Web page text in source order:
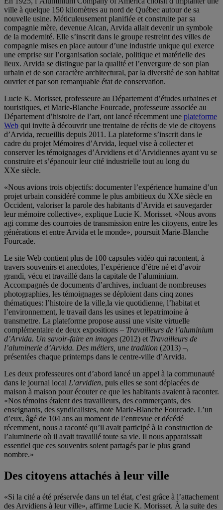
ville à quelque 150 kilomètres au nord de Québec autour de sa
nouvelle usine. Méticuleusement planifiée et construite par sa
compagnie mère, devenue Alcan, Arvida allait devenir un symbole
de la modernité. Elle s’inscrit dans le groupe restreint des villes de
compagnie mises en place autour d’une industrie unique qui exerce
une emprise sur l’organisation sociale, politique et matérielle des
lieux. Arvida se distingue par la qualité et l’envergure de son plan
urbain et de son caractère architectural, par la diversité de son habitat
ouvrier et par son remarquable état de conservation.
Lucie K. Morisset, professeure au Département d’études urbaines et
touristiques, et Marie-Blanche Fourcade, professeure associée au
Département d’histoire de l’art, ont lancé récemment une plateforme
Web qui invite à découvrir une trentaine de récits de vie de citoyens
d’Arvida, recueillis depuis 2011. La plateforme s’inscrit dans le
cadre du projet Mémoires d’Arvida, lequel vise à collecter et
conserver les témoignages d’Arvidiens et d’Arvidiennes ayant vu se
construire et s’épanouir leur cité industrielle tout au long du
XXe siècle.
«Nous avions trois objectifs: documenter l’expérience humaine d’un
projet urbain considéré comme le plus ambitieux du XXe siècle en
Occident, valoriser la parole des habitants d’Arvida et sauvegarder
leur mémoire collective», explique Lucie K. Morisset. «Nous avons
agi comme des courroies de transmission entre les citoyens, entre les
générations et entre Arvida et le monde», poursuit Marie-Blanche
Fourcade.
Le site Web contient plus de 100 capsules vidéo qui racontent, à
travers souvenirs et anecdotes, l’expérience d’être né et d’avoir
grandi, vécu et travaillé dans la capitale de l’aluminium.
Accompagnés de documents d’archives, incluant de nombreuses
photographies, les témoignages se déploient dans cinq zones
thématiques: l’histoire de la ville,la vie quotidienne, l’habitat et
l’environnement, le travail dans les usines et lepatrimoine à
transmettre. La plateforme propose aussi une visite virtuelle
complémentaire de deux expositions – Travailleurs de l’aluminium
d’Arvida. Un savoir-faire en images (2012) et Travailleurs de
l’aluminerie d’Arvida. Des métiers, une tradition (2013) –,
présentées chaque printemps dans le centre-ville d’Arvida.
Les deux professeures ont d’abord lancé un appel à la communauté
dans le journal local L’arvidien, puis elles se sont déplacées de
maison à maison pour écouter ce que les habitants avaient à raconter.
«Nos témoins étaient des travailleurs, des commerçants, des
enseignants, des syndicalistes, note Marie-Blanche Fourcade. L’un
d’eux, âgé de 104 ans au moment de l’entrevue et décédé
récemment, nous a raconté qu’il avait participé à la construction de
l’aluminerie où il avait travaillé toute sa vie. Il nous apparaissait
essentiel que ces souvenirs soient partagés par le plus grand
nombre.»
Des citoyens attachés à leur ville
«Si la cité a été préservée dans un tel état, c’est grâce à l’attachement
des Arvidiens à leur ville», affirme Lucie K. Morisset. À la suite des